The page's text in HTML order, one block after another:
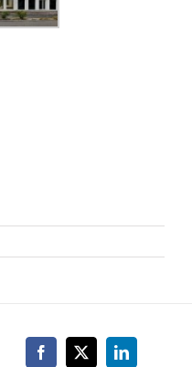
Facebook
X LinkedIn